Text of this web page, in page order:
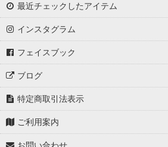
最近チェックしたアイテム
インスタグラム
フェイスブック
ブログ
特定商取引法表示
ご利用案内